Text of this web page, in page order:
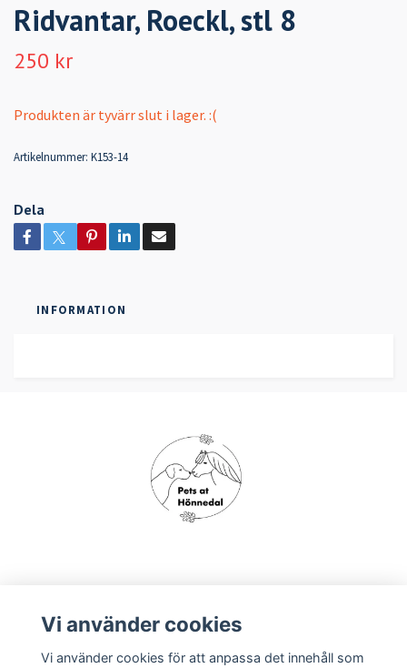
Ridvantar, Roeckl, stl 8
250 kr
Produkten är tyvärr slut i lager. :(
Artikelnummer: K153-14
Dela
INFORMATION
Vi använder cookies
Vi använder cookies för att anpassa det innehåll som